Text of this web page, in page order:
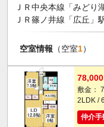
ＪＲ中央本線「みどり
ＪＲ篠ノ井線「広丘」
空室情報 （空室1）
78,000
敷金：
2LDK /
仲介手